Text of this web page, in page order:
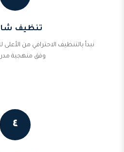
تنظيف
نبدأ بالتنظيف الاحترافي من
وفق منهجية
٤